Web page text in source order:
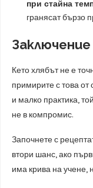
при стайна
гранясат бързо
Заключение
Кето хлябът не е
примирите с това
и малко практика,
не в компромис.
Започнете с
втори шанс, ако
има крива на учене,